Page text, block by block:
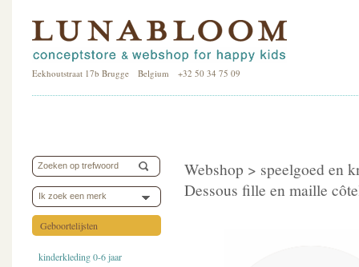
Eekhoutstraat 17b Brugge Belgium +32 50 34 75 09
Ik zoek een merk
Geboortelijsten
kinderkleding 0-6 jaar
Webshop > speelgoed en
Dessous fille en maille